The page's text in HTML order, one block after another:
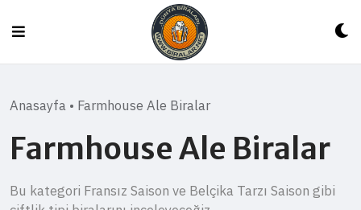
content
Anasayfa • Farmhouse Ale Biralar
Farmhouse Ale Biralar
Bu kategori Fransız Saison ve Belçika Tarzı Saison gibi